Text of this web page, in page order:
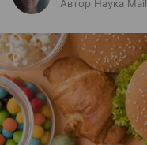
Автор Наука Mail